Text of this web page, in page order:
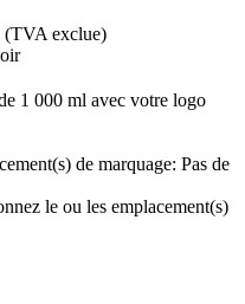
(TVA exclue)
de marquage: Pas de
le ou les emplacement(s)